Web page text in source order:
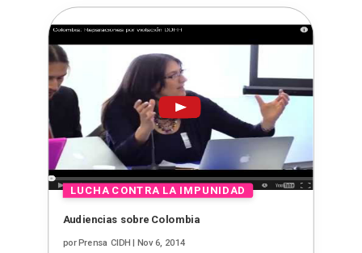
Audiencias sobre Colombia
porPrensa CIDH | Nov 6, 2014